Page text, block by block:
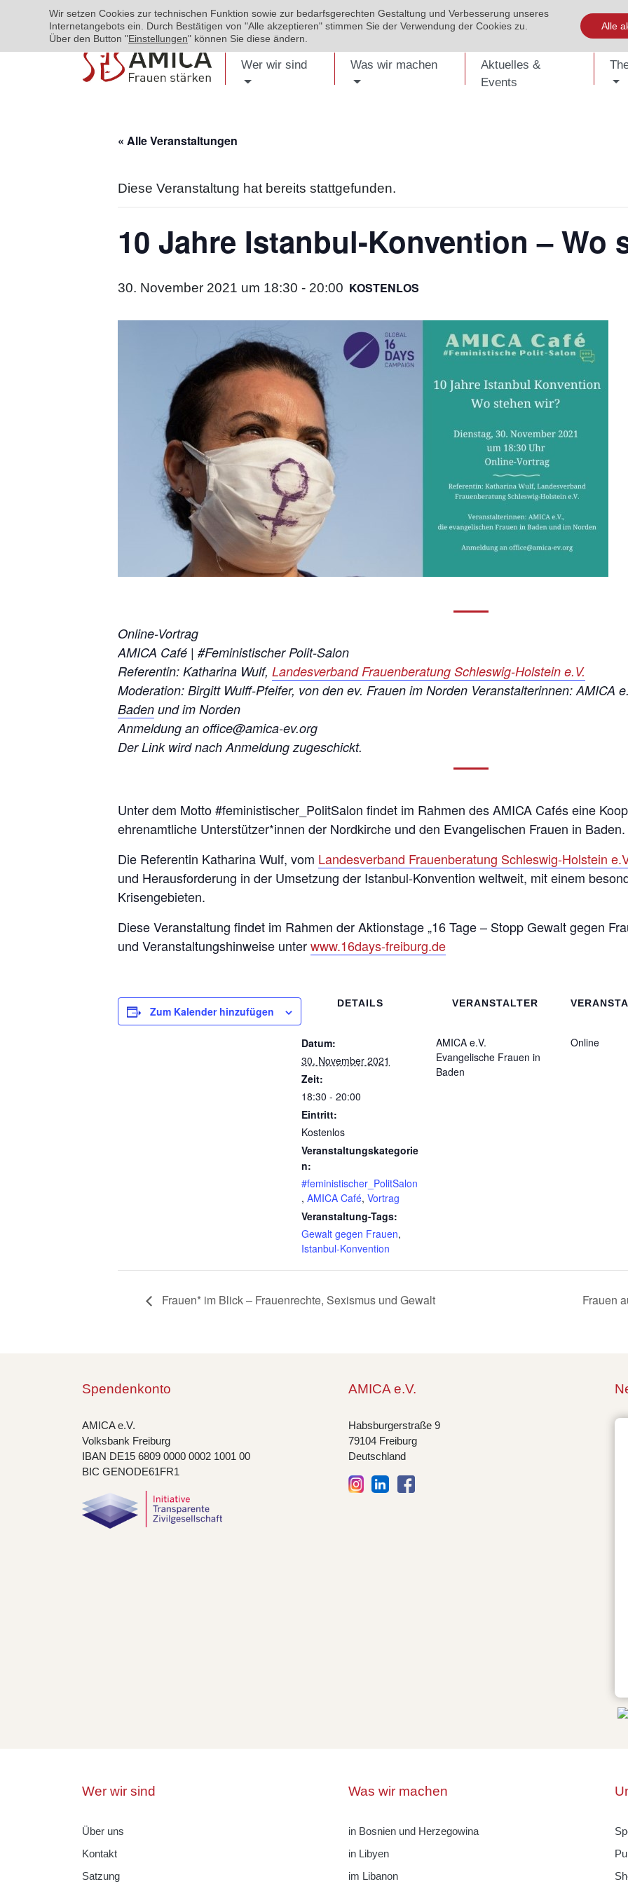
EVENTS PUBLIKATIONEN KONTAKT SHOP
Wer wir sind Was wir machen
Aktuelles &
Events
« Alle Veranstaltungen
Diese Veranstaltung hat bereits stattgefunden.
10 Jahre Istanbul-Konvention – Wo
30. November 2021 um 18:30 - 20:00 KOSTENLOS
Online-Vortrag
AMICA Café | #Feministischer Polit-Salon
Referentin: Katharina Wulf, Landesverband Frauenberatung Schleswig-Holstein e.V.
Moderation: Birgitt Wulff-Pfeifer, von den ev. Frauen im Norden Veranstalterinnen: AMICA
Baden und im Norden
Anmeldung an office@amica-ev.org
Der Link wird nach Anmeldung zugeschickt.
Unter dem Motto #feministischer_PolitSalon findet im Rahmen des AMICA Cafés eine
ehrenamtliche Unterstützer*innen der Nordkirche und den Evangelischen Frauen in Baden.
Die Referentin Katharina Wulf, vom Landesverband Frauenberatung Schleswig-Holstein
und Herausforderung in der Umsetzung der Istanbul-Konvention weltweit, mit einem
Krisengebieten.
Diese Veranstaltung findet im Rahmen der Aktionstage „16 Tage – Stopp Gewalt gegen
und Veranstaltungshinweise unterwww.16days-freiburg.de
Zum Kalender hinzufügen
DETAILS
Datum:
30. November 2021
Zeit:
18:30 - 20:00
Eintritt:
Kostenlos
Veranstaltungskategorie
n:
#feministischer_PolitSalon
, AMICA Café, Vortrag
Veranstaltung-Tags:
Gewalt gegen Frauen,
Istanbul-Konvention
VERANSTALTER
AMICA e.V.
Evangelische Frauen in
Baden
Online
Frauen* im Blick – Frauenrechte, Sexismus und Gewalt Frauen
Spendenkonto
AMICA e.V.
Volksbank Freiburg
IBAN DE15 6809 0000 0002 1001 00
BIC GENODE61FR1
AMICA e.V.
Habsburgerstraße 9
79104 Freiburg
Deutschland
Wer wir sind
Über uns
Kontakt
Satzung
Was wir machen
in Bosnien und Herzegowina
in Libyen
im Libanon
Wir setzen Cookies zur technischen Funktion sowie zur bedarfsgerechten Gestaltung und Verbesserung unseres
Internetangebots ein. Durch Bestätigen von "Alle akzeptieren" stimmen Sie der Verwendung der Cookies zu.
Über den Button "Einstellungen" können Sie diese ändern.
Alle